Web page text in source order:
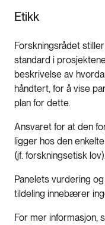
Etikk
Forskningsrådet
standard i
beskrivelse av
håndtert, for å vise
plan for dette.
Ansvaret for at den
ligger hos den
(jf. forskningsetisk
Panelets vurdering
tildeling innebærer
For mer informasjon,